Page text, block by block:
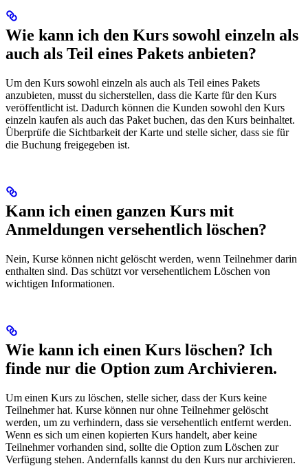
Wie kann ich den Kurs sowohl einzeln als
auch als Teil eines Pakets anbieten?
Um den Kurs sowohl einzeln als auch als Teil eines Pakets
anzubieten, musst du sicherstellen, dass die Karte für den Kurs
veröffentlicht ist. Dadurch können die Kunden sowohl den Kurs
einzeln kaufen als auch das Paket buchen, das den Kurs beinhaltet.
Überprüfe die Sichtbarkeit der Karte und stelle sicher, dass sie für
die Buchung freigegeben ist.
Kann ich einen ganzen Kurs mit
Anmeldungen versehentlich löschen?
Nein, Kurse können nicht gelöscht werden, wenn Teilnehmer darin
enthalten sind. Das schützt vor versehentlichem Löschen von
wichtigen Informationen.
Wie kann ich einen Kurs löschen? Ich
finde nur die Option zum Archivieren.
Um einen Kurs zu löschen, stelle sicher, dass der Kurs keine
Teilnehmer hat. Kurse können nur ohne Teilnehmer gelöscht
werden, um zu verhindern, dass sie versehentlich entfernt werden.
Wenn es sich um einen kopierten Kurs handelt, aber keine
Teilnehmer vorhanden sind, sollte die Option zum Löschen zur
Verfügung stehen. Andernfalls kannst du den Kurs nur archivieren.